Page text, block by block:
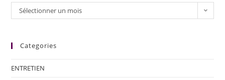
Sélectionner un mois
Categories
ENTRETIEN